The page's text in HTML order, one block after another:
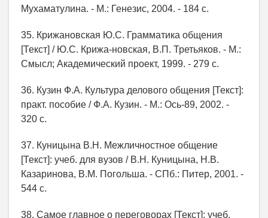
Мухаматулина. - М.: Генезис, 2004. - 184 с.
35. Крижановская Ю.С. Грамматика общения
[Текст] / Ю.С. Крижа-новская, В.П. Третьяков. - М.:
Смысл; Академический проект, 1999. - 279 с.
36. Кузин Ф.А. Культура делового общения [Текст]:
практ. пособие / Ф.А. Кузин. - М.: Ось-89, 2002. -
320 с.
37. Куницына В.Н. Межличностное общение
[Текст]: учеб. для вузов / В.Н. Куницына, Н.В.
Казаринова, В.М. Погольша. - СПб.: Питер, 2001. -
544 с.
38. Самое главное о переговорах [Текст]: учеб.